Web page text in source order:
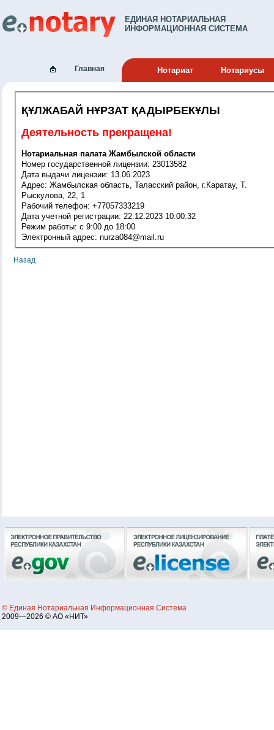
ЕДИНАЯ НОТАРИАЛЬНАЯ
ИНФОРМАЦИОННАЯ СИСТЕМА
Главная Нотариат Нотариусы
ҚҰЛЖАБАЙ НҰРЗАТ ҚАДЫРБЕКҰЛЫ
Деятельность прекращена!
Нотариальная палата Жамбылской области
Номер государственной лицензии: 23013582
Дата выдачи лицензии: 13.06.2023
Адрес: Жамбылская область, Таласский район, г.Каратау, Т.
Рыскулова, 22, 1
Рабочий телефон: +77057333219
Дата учетной регистрации: 22.12.2023 10:00:32
Режим работы: с 9:00 до 18:00
Электронный адрес: nurza084@mail.ru
Назад
© Единая Нотариальная Информационная Система
2009—2026 © АО «НИТ»